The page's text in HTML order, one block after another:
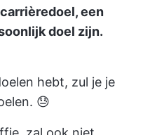
een
doel zijn.
hebt, zul je je
😓